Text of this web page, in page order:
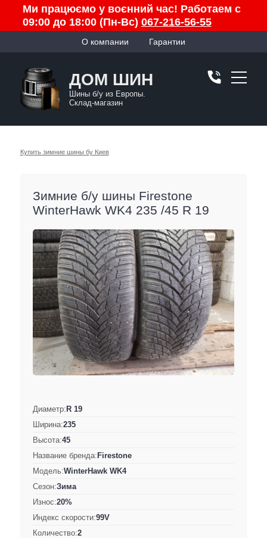
Ми працюємо у воєнний час! Работаем с
09:00 до 18:00 (Пн-Вс) 067-216-56-55
О компании Гарантии
ДОМ ШИН
Шины б/у из Европы.
Склад-магазин
Купить зимние шины бу Киев
Зимние б/у шины Firestone
WinterHawk WK4 235 /45 R 19
Диаметр:R 19
Ширина:235
Высота:45
Название бренда:Firestone
Модель:WinterHawk WK4
Сезон:Зима
Износ:20%
Индекс скорости:99V
Количество:2